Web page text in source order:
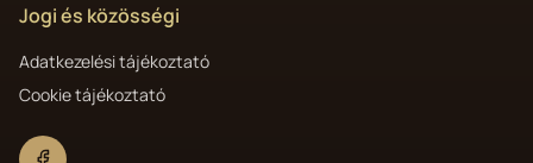
Jogi és közösségi
Adatkezelési tájékoztató
Cookie tájékoztató